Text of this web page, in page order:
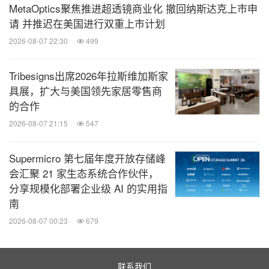
FHC组委会提前调研参展品牌的市场需求，定向邀约
来自山姆、永辉、京东超市
品牌、连锁酒店专场，经销商、
贸易批发专场，商超、零售连锁专场，连锁品牌餐
饮、咖啡茶饮专场，食品进出口、供应链专场，主厨
选品-品牌酒店、餐饮专场
兴零售渠道，提升选品效率和精准度。
MetaOptics聚焦推进超透镜商业化 撤回纳斯达克上市申
请 并推迟在美国进行双重上市计划
2026-08-07 22:30 499
Tribesigns出席2026年拉斯维加斯家
具展，扩大与美国领先家居零售商
的合作
2026-08-07 21:15 547
Supermicro 第七届年度开放存储峰
会汇聚 21 家生态系统合作伙伴，
分享规模化部署企业级 AI 的实用指
南
2026-08-07 00:23 679
联系我们